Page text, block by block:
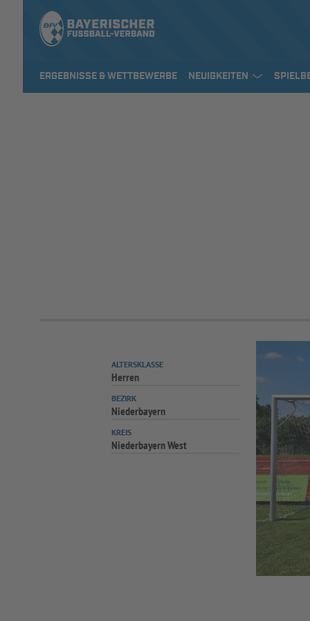
ERGEBNISSE & WETTBEWERBE NEUIGKEITEN
ALTERSKLASSE
Herren
BEZIRK
Niederbayern
KREIS
Niederbayern West